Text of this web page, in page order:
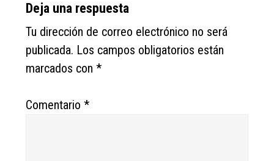
Reader
Interactions
Deja una respuesta
Tu dirección de correo electrónico no será
publicada. Los campos obligatorios están
marcados con*
Comentario*